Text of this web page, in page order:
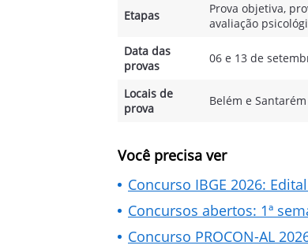
Etapas
Prova objetiva,
avaliação
Data das
provas
06 e 13 de
Locais de
prova
Belém e Santarém
Você precisa ver
Concurso IBGE 2026:
Concursos abertos: 1ª
Concurso PROCON-AL